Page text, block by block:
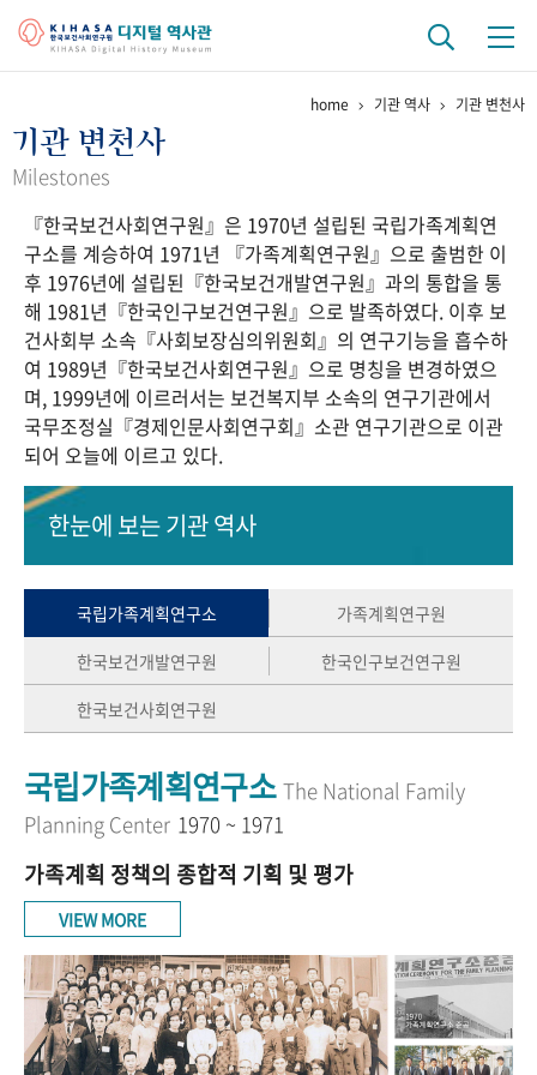
걸어온 길 기관 변천사
연구 역사
정책과 연구 키워드로 보는 연구 역사
연구자들
간행물 변천사
기록물 아카이브
사진 아카이브 문서 기록물 행정박물 영상 기록물
50+1 주년 기념
세계와 함께 한 KIHASA
VR 역사관
home 기관 역사 기관 변천사
기관 변천사
Milestones
『한국보건사회연구원』은 1970년 설립된 국립가족계획연
구소를 계승하여 1971년 『가족계획연구원』으로 출범한 이
후 1976년에 설립된『한국보건개발연구원』과의 통합을 통
해 1981년『한국인구보건연구원』으로 발족하였다. 이후 보
건사회부 소속『사회보장심의위원회』의 연구기능을 흡수하
여 1989년『한국보건사회연구원』으로 명칭을 변경하였으
며, 1999년에 이르러서는 보건복지부 소속의 연구기관에서
국무조정실『경제인문사회연구회』소관 연구기관으로 이관
되어 오늘에 이르고 있다.
한눈에 보는기관 역사
국립가족계획연구소
가족계획연구원
한국보건개발연구원
한국인구보건연구원
한국보건사회연구원
국립가족계획연구소 The National Family
Planning Center 1970 ~ 1971
가족계획 정책의 종합적 기획 및 평가
VIEW MORE